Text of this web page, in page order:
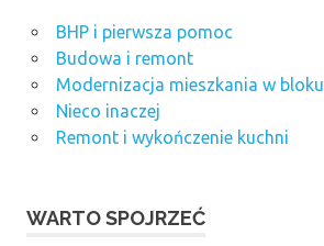
BHP i pierwsza pomoc
Budowa i remont
Modernizacja mieszkania w bloku
Nieco inaczej
Remont i wykończenie kuchni
WARTO SPOJRZEĆ